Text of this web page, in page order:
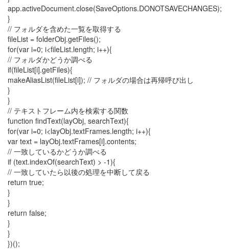
app.activeDocument.close(SaveOptions.DONOTSAVECHANGES);
}
// フォルダを含めた一覧を取得する
fileList = folderObj.getFiles();
for(var i=0; i<fileList.length; i++){
// フォルダかどうか調べる
if(fileList[i].getFiles){
makeAliasList(fileList[i]); // フォルダの場合は再帰呼び出し
}
}
// テキストフレーム内を検索する関数
function findText(layObj, searchText){
for(var i=0; i<layObj.textFrames.length; i++){
var text = layObj.textFrames[i].contents;
// 一致しているかどうか調べる
if (text.indexOf(searchText) > -1){
// 一致していたら以後の処理を中断して戻る
return true;
}
}
return false;
}
}
})();